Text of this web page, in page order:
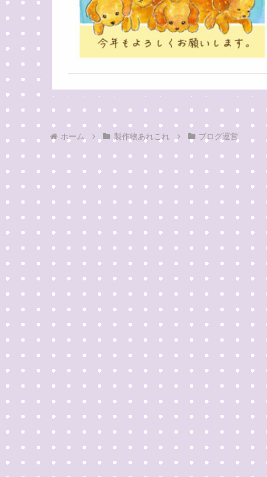
ホーム 製作物あれこれ ブログ運営